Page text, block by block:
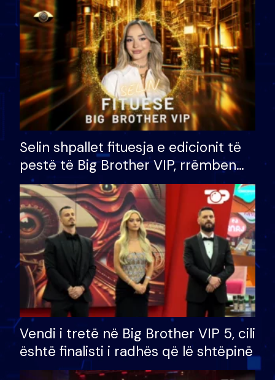
Selin shpallet fituesja e edicionit të
pestë të Big Brother VIP, rrëmben
çmimin e madh prej 100 mijë eurosh
Vendi i tretë në Big Brother VIP 5, cili
është finalisti i radhës që lë shtëpinë